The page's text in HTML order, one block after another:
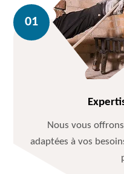
Nous vous
adaptées à vos